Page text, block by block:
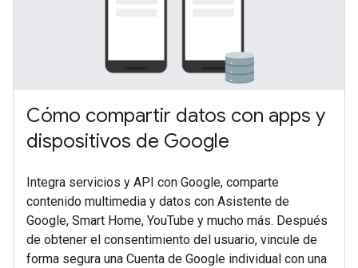
Cómo compartir datos con apps y
dispositivos de Google
Integra servicios y API con Google, comparte
contenido multimedia y datos con Asistente de
Google, Smart Home, YouTube y mucho más. Después
de obtener el consentimiento del usuario, vincule de
forma segura una Cuenta de Google individual con una